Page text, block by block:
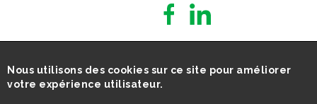
Nous utilisons des cookies sur ce site pour améliorer
votre expérience utilisateur.